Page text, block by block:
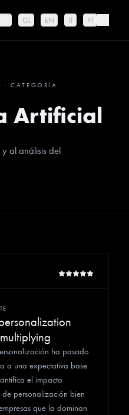
GL EN IT PT
·CATEGORÍA
Artificial
al análisis del
ha pasado
a una expectativa base
el impacto
personalización bien
que la dominan